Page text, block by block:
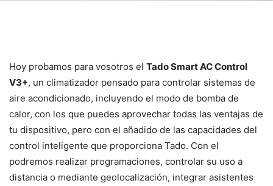
Hoy probamos para vosotros el Tado Smart AC Control
V3+, un climatizador pensado para controlar sistemas de
aire acondicionado, incluyendo el modo de bomba de
calor, con los que puedes aprovechar todas las ventajas de
tu dispositivo, pero con el añadido de las capacidades del
control inteligente que proporciona Tado. Con el
podremos realizar programaciones, controlar su uso a
distancia o mediante geolocalización, integrar asistentes